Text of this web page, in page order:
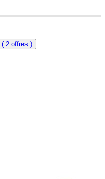
( 2 offres )